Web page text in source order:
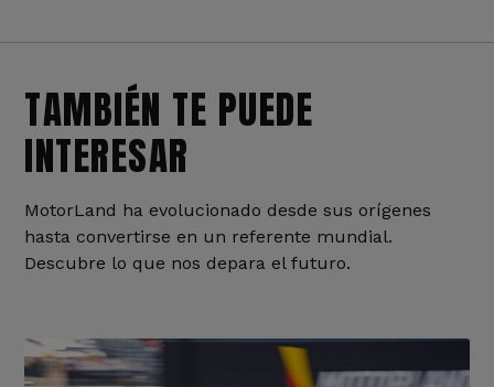
TAMBIÉN TE PUEDE
INTERESAR
MotorLand ha evolucionado desde sus orígenes
hasta convertirse en un referente mundial.
Descubre lo que nos depara el futuro.